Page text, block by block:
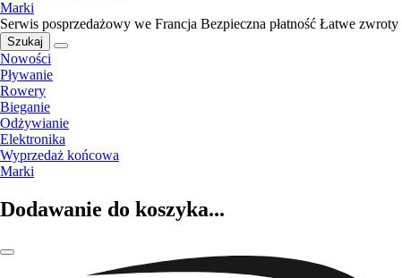
Marki
Serwis posprzedażowy we Francja Bezpieczna płatność Łatwe zwroty
Szukaj
Nowości
Pływanie
Rowery
Bieganie
Odżywianie
Elektronika
Wyprzedaż końcowa
Marki
Dodawanie do koszyka...